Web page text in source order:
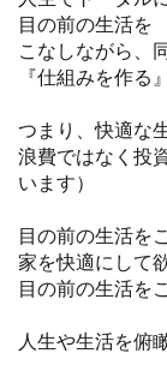
目の前の生活を
こなしながら、
『仕組みを作る
つまり、快適な
浪費ではなく投
います）
目の前の生活を
家を快適にして
目の前の生活を
人生や生活を俯